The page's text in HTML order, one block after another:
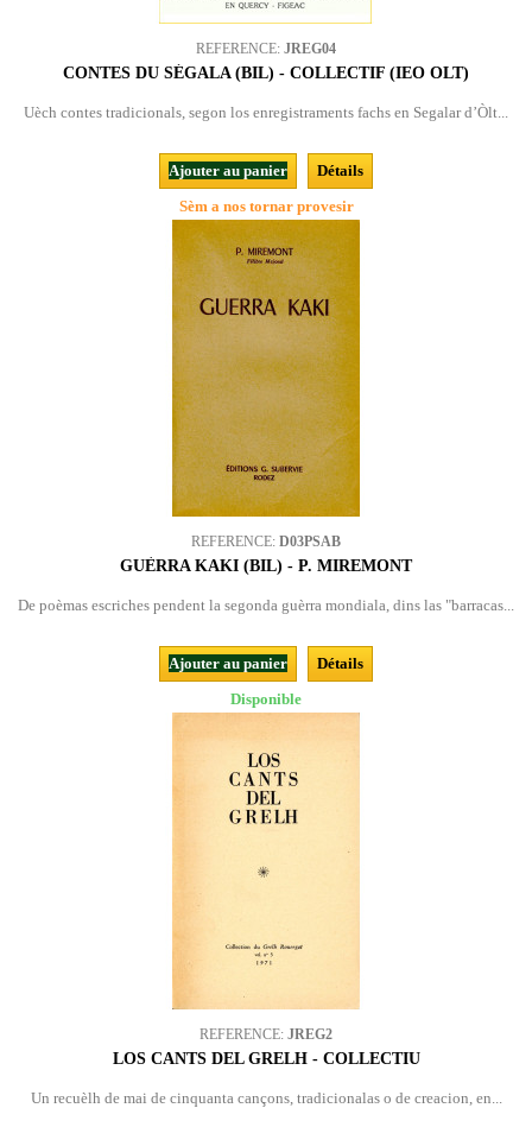
REFERENCE: JREG04
CONTES DU SÉGALA (BIL) - COLLECTIF (IEO OLT)
Uèch contes tradicionals, segon los enregistraments fachs en Segalar d’Òlt...
Ajouter au panier
Détails
Sèm a nos tornar provesir
REFERENCE: D03PSAB
GUÈRRA KAKI (BIL) - P. MIREMONT
De poèmas escriches pendent la segonda guèrra mondiala, dins las "barracas...
Ajouter au panier
Détails
Disponible
REFERENCE: JREG2
LOS CANTS DEL GRELH - COLLECTIU
Un recuèlh de mai de cinquanta cançons, tradicionalas o de creacion, en...